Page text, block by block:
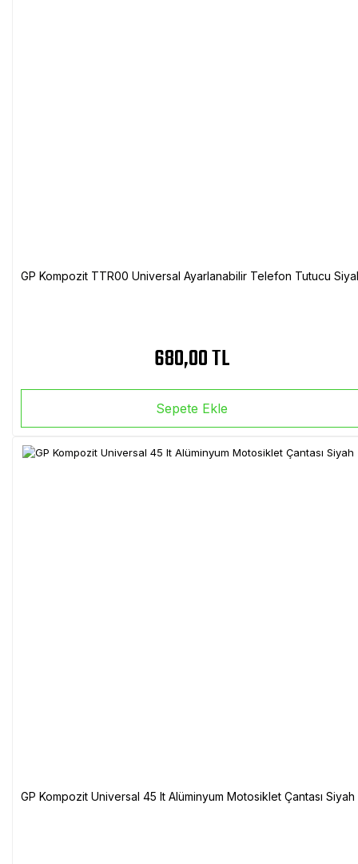
GP Kompozit TTR00 Universal Ayarlanabilir Telefon Tutucu
680,00 TL
Sepete Ekle
GP Kompozit Universal 45 lt Alüminyum Motosiklet Çantası Siyah